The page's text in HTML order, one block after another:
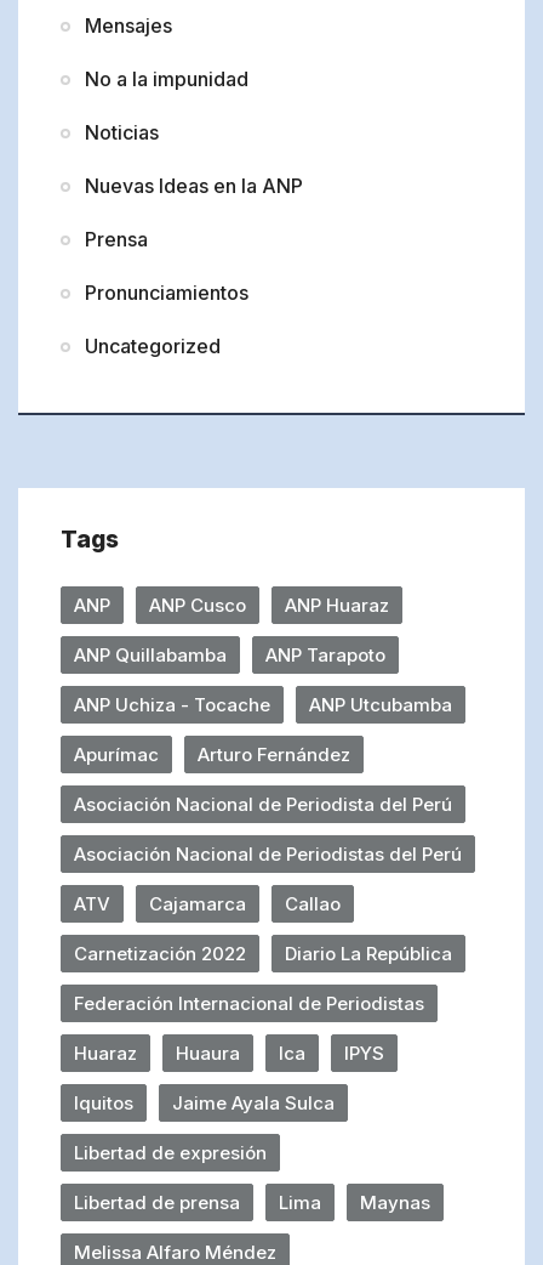
Mensajes
No a la impunidad
Noticias
Nuevas Ideas en la ANP
Prensa
Pronunciamientos
Uncategorized
Tags
ANP ANP Cusco ANP Huaraz
ANP Quillabamba ANP Tarapoto
ANP Uchiza - Tocache ANP Utcubamba
Apurímac Arturo Fernández
Asociación Nacional de Periodista del Perú
Asociación Nacional de Periodistas del Perú
ATV Cajamarca Callao
Carnetización 2022 Diario La República
Federación Internacional de Periodistas
Huaraz Huaura Ica IPYS
Iquitos Jaime Ayala Sulca
Libertad de expresión
Libertad de prensa Lima Maynas
Melissa Alfaro Méndez